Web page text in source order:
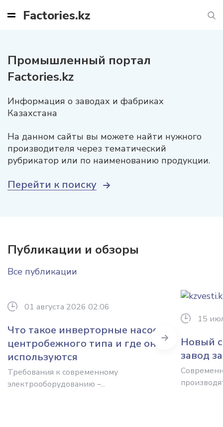
Factories.kz
Промышленный портал
Factories.kz
Информация о заводах и фабриках
Казахстана
На данном сайты вы можете найти нужного
производителя через тематический
рубрикатор или по наименованию продукции.
Перейти к поиску
Публикации и обзоры
Все публикации
01 августа 2026 02:06
Что такое инверторные насосы
центробежного типа и где они
используются
Требования к современному
электрооборудованию –...
15
Новый
завод
Next